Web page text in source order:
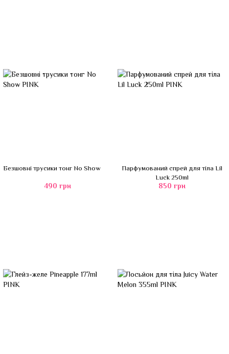
Безшовні трусики тонг No Show
490 грн
Парфумований спрей для тіла Lil
Luck 250ml
850 грн